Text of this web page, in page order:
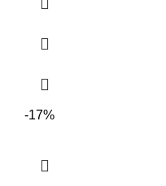
-17%